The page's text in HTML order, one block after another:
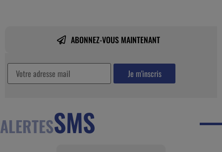
ABONNEZ-VOUS MAINTENANT
ALERTESSMS